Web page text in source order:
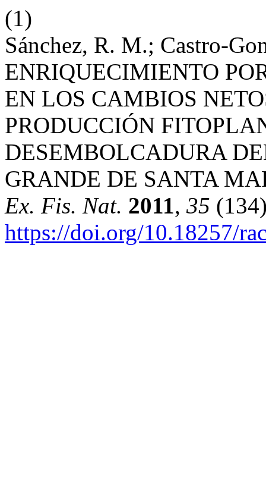
(1)
Sánchez, R. M.; Castro-
ENRIQUECIMIENTO
EN LOS CAMBIOS
PRODUCCIÓN
DESEMBOLCADURA
GRANDE DE SANTA
Ex. Fis. Nat. 2011, 35
https://doi.org/10.18257/